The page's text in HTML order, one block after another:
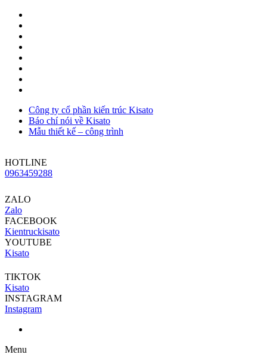
Công ty cổ phần kiến trúc Kisato
Báo chí nói về Kisato
Mẫu thiết kế – công trình
HOTLINE
0963459288
ZALO
Zalo
FACEBOOK
Kientruckisato
YOUTUBE
Kisato
TIKTOK
Kisato
INSTAGRAM
Instagram
Menu